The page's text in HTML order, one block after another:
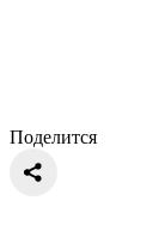
Поделится